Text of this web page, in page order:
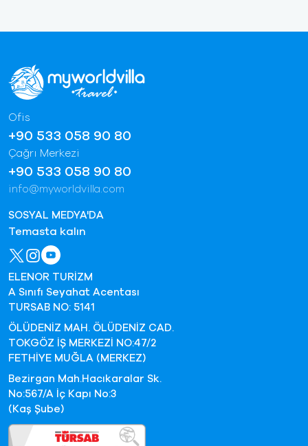
Ofis
+90 533 058 90 80
Çağrı Merkezi
+90 533 058 90 80
info@myworldvilla.com
SOSYAL MEDYA'DA
Temasta kalın
ELENOR TURİZM
A Sınıfı Seyahat Acentası
TURSAB NO: 5141
ÖLÜDENİZ MAH. ÖLÜDENİZ CAD.
TOKGÖZ İŞ MERKEZİ NO:47/2
FETHİYE MUĞLA (MERKEZ)
Bezirgan Mah.Hacıkaralar Sk.
No:567/A İç Kapı No:3
(Kaş Şube)